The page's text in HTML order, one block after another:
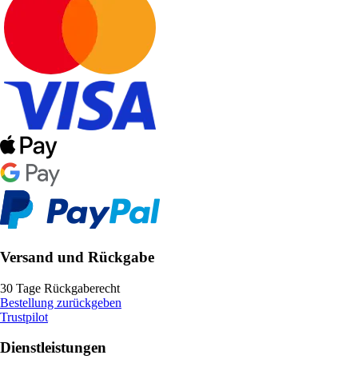
Versand und Rückgabe
30 Tage Rückgaberecht
Bestellung zurückgeben
Trustpilot
Dienstleistungen